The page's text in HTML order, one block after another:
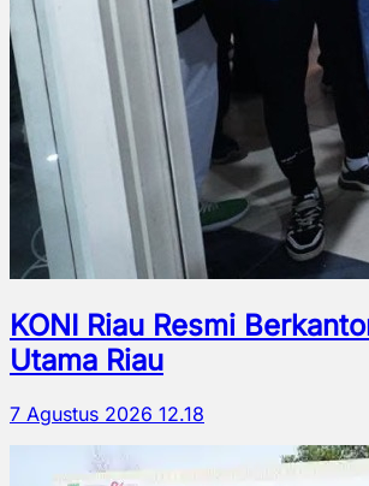
KONI Riau Resmi
Utama Riau
7 Agustus 2026 12.18